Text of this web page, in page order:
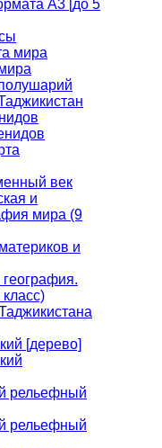
А3 [до 5
мира
век
и
мира (9
и
[дерево]
рельефный
рельефный